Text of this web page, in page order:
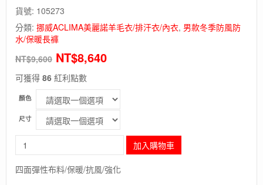
貨號: 105273
分類: 挪威ACLIMA美麗諾羊毛衣/排汗衣/內衣, 男款冬季防風防
水/保暖長褲
NT$9,600 NT$8,640
可獲得 86 紅利點數
顏色
尺寸
毛
象-
挪
加入購物車
四面彈性布料/保暖/抗風/強化